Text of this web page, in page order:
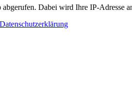
Dabei wird Ihre IP-Adresse